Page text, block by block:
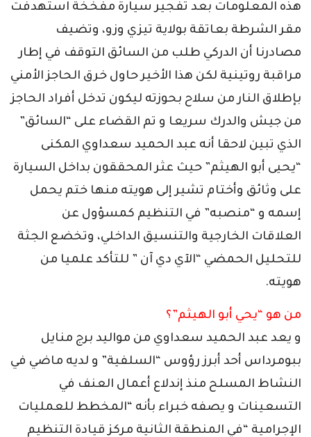
هذه المعلومات بعد تفجير سيارة مفخخة استهدفت
مقر الشرطة بعاتقة بولاية تيزي وزو، وتضيف
مصادرنا أن الدركي طلب من السائق التوقف في إطار
مراقبة روتينية لكن هذا الأخير حاول خرق الحاجز الأمني
بإطلاق النار من سلاح بحوزته ليكون تدخل أفراد الحاجز
من جيش والدرك سريعا و تم القضاء على “السائق”
الذي تبين لاحقا أنه عبد الحميد سعداوي المكنى
“يحيى أبو الهيثم” حيث عثر المحققون بداخل السيارة
على وثائق وأختام تشير إلى هويته منها ختم يحمل
إسمه و “منصبه” في التنظيم كمسؤول عن
العلاقات الخارجية والتنسيق الداخلي، وتخضع الجثة
للتحليل الحمضي “الآي دي آن ” للتأكد علميا من
هويته.
من هو “يحي أبو الهيثم”؟
و يعد عبد الحميد سعداوي من مواليد برج منايل
ببومرداس أحد أبرز رؤوس “السلفية” و لديه ماضي في
النشاط المسلح منذ إندلاع أعمال العنف في
التسعينات و يصفه خبراء بأنه “المخطط للعمليات
الإجرامية “في المنطقة الثانية مركز قيادة التنظيم